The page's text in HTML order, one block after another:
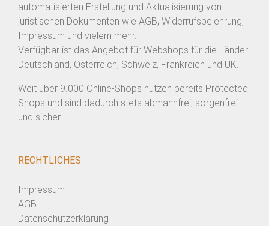
automatisierten Erstellung und Aktualisierung von
juristischen Dokumenten wie AGB, Widerrufsbelehrung,
Impressum und vielem mehr.
Verfügbar ist das Angebot für Webshops für die Länder
Deutschland, Österreich, Schweiz, Frankreich und UK.
Weit über 9.000 Online-Shops nutzen bereits Protected
Shops und sind dadurch stets abmahnfrei, sorgenfrei
und sicher.
RECHTLICHES
Impressum
AGB
Datenschutzerklärung